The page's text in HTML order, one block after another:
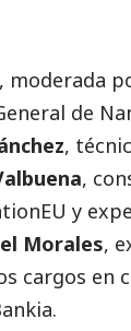
moderada
de
,
,
y
Morales,
cargos en